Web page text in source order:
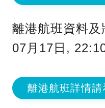
離港航班資料
07月17日,
離港航班詳情請